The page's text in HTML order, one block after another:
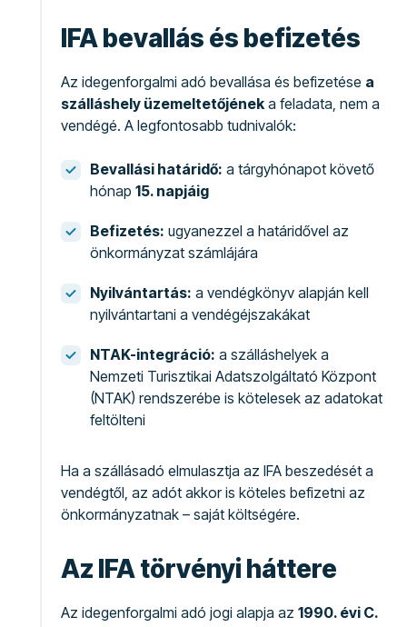
IFA bevallás és befizetés
Az idegenforgalmi adó bevallása és befizetése a
szálláshely üzemeltetőjének a feladata, nem a
vendégé. A legfontosabb tudnivalók:
Bevallási határidő: a tárgyhónapot követő
hónap15. napjáig
Befizetés: ugyanezzel a határidővel az
önkormányzat számlájára
Nyilvántartás: a vendégkönyv alapján kell
nyilvántartani a vendégéjszakákat
NTAK-integráció: a szálláshelyek a
Nemzeti Turisztikai Adatszolgáltató Központ
(NTAK) rendszerébe is kötelesek az adatokat
feltölteni
Ha a szállásadó elmulasztja az IFA beszedését a
vendégtől, az adót akkor is köteles befizetni az
önkormányzatnak – saját költségére.
Az IFA törvényi háttere
Az idegenforgalmi adó jogi alapja az1990. évi C.